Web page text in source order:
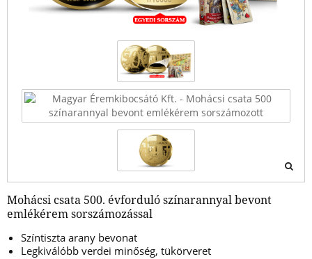
Mohácsi csata 500. évforduló színarannyal bevont
emlékérem sorszámozással
Színtiszta arany bevonat
Legkiválóbb verdei minőség, tükörveret